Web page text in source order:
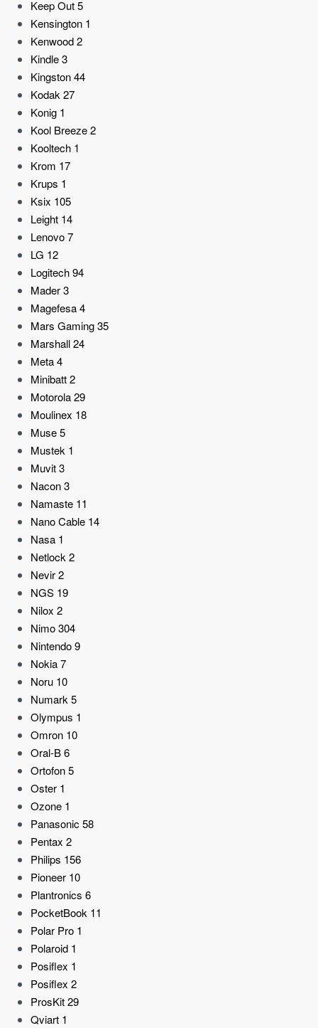
Keep Out5
Kensington 1
Kenwood2
Kindle3
Kingston44
Kodak27
Konig 1
Kool Breeze2
Kooltech 1
Krom 17
Krups 1
Ksix 105
Leight 14
Lenovo7
LG 12
Logitech94
Mader3
Magefesa4
Mars Gaming35
Marshall24
Meta4
Minibatt2
Motorola29
Moulinex 18
Muse5
Mustek 1
Muvit3
Nacon3
Namaste 11
Nano Cable 14
Nasa 1
Netlock2
Nevir2
NGS 19
Nilox 2
Nimo304
Nintendo9
Nokia7
Noru 10
Numark5
Olympus 1
Omron 10
Oral-B6
Ortofon5
Oster 1
Ozone 1
Panasonic 58
Pentax 2
Philips 156
Pioneer 10
Plantronics 6
PocketBook 11
Polar Pro 1
Polaroid 1
Posiflex 1
Posiflex 2
ProsKit29
Qviart 1